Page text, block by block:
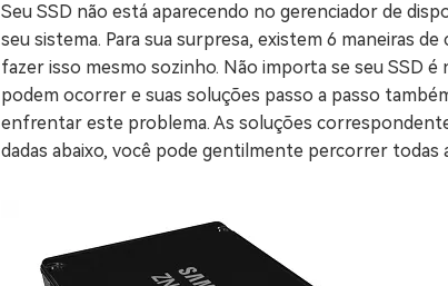
Mac
Corrigir
Seu SSD não está aparecendo no gerenciador de
seu sistema. Para sua surpresa, existem 6 maneiras
fazer isso mesmo sozinho. Não importa se seu SSD
podem ocorrer e suas soluções passo a passo
enfrentar este problema. As soluções
dadas abaixo, você pode gentilmente percorrer